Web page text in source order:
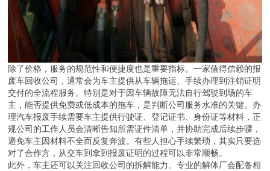
除了价格，服务的规范性和便捷度也是重要指标。一家值得信赖的报
废车回收公司，通常会为车主提供从车辆拖运、手续办理到注销证明
交付的全流程服务。特别是对于因车辆故障无法自行驾驶到场的车
主，能否提供免费或低成本的拖车，是判断公司服务水准的关键。办
理汽车报废手续需要车主提供行驶证、登记证书、身份证等材料，正
规公司的工作人员会清晰告知所需证件清单，并协助完成后续步骤，
避免车主因材料不全而反复奔波。有些人担心手续繁琐，其实只要选
对了合作方，从交车到拿到报废证明的过程可以非常顺畅。
此外，车主还可以关注回收公司的拆解能力。专业的解体厂会配备相